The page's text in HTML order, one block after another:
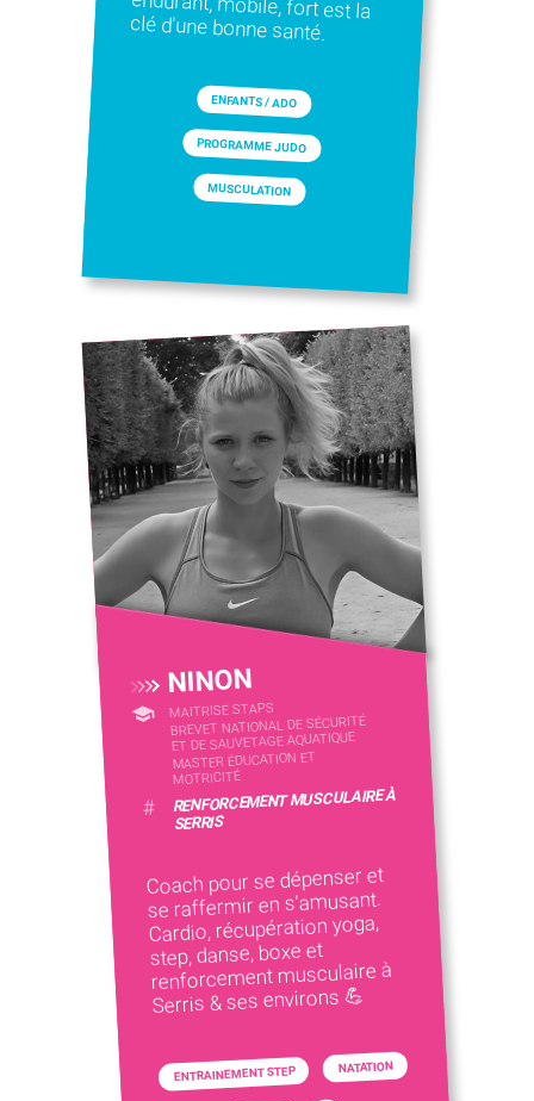
clé d'une bonne santé.
ENFANTS / ADO
PROGRAMME JUDO
MUSCULATION
NINON
MAITRISE STAPS
BREVET NATIONAL DE SÉCURITÉ
ET DE SAUVETAGE AQUATIQUE
MASTER ÉDUCATION ET
MOTRICITÉ
# RENFORCEMENT MUSCULAIRE À
SERRIS
Coach pour se dépenser et
se raffermir en s'amusant.
Cardio, récupération yoga,
step, danse, boxe et
renforcement musculaire à
Serris & ses environs 💪
ENTRAINEMENT STEP NATATION